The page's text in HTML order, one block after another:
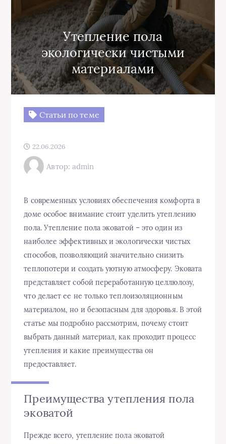
Утепление пола
экологически чистыми
материалами
Статьи по теме
22.06.2026
Автор: admin
В современных условиях обеспечения комфорта в
доме особое внимание стоит уделить утеплению
пола. Утепление пола эковатой – это один из
наиболее эффективных и экологически чистых
способов, позволяющий значительно снизить
теплопотери и создать уютную атмосферу. Эковата
представляет собой переработанную целлюлозу,
что делает ее не только теплоизоляционным
материалом, но и безопасным для здоровья. В этой
статье мы подробно рассмотрим, почему стоит
выбрать данный материал, как проходит процесс
утепления и какие преимущества он
предоставляет.
Преимущества утепления пола
эковатой
Прежде всего, утепление пола эковатой